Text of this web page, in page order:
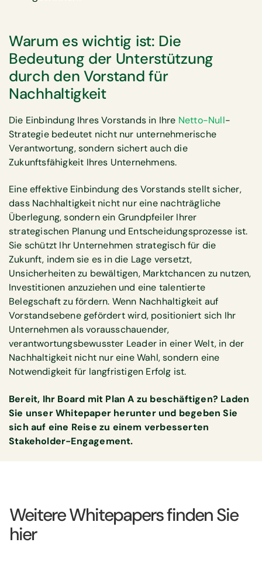
Warum es wichtig ist: Die
Bedeutung der Unterstützung
durch den Vorstand für
Nachhaltigkeit
Die Einbindung Ihres Vorstands in Ihre Netto-Null-
Strategie bedeutet nicht nur unternehmerische
Verantwortung, sondern sichert auch die
Zukunftsfähigkeit Ihres Unternehmens.
Eine effektive Einbindung des Vorstands stellt sicher,
dass Nachhaltigkeit nicht nur eine nachträgliche
Überlegung, sondern ein Grundpfeiler Ihrer
strategischen Planung und Entscheidungsprozesse ist.
Sie schützt Ihr Unternehmen strategisch für die
Zukunft, indem sie es in die Lage versetzt,
Unsicherheiten zu bewältigen, Marktchancen zu nutzen,
Investitionen anzuziehen und eine talentierte
Belegschaft zu fördern. Wenn Nachhaltigkeit auf
Vorstandsebene gefördert wird, positioniert sich Ihr
Unternehmen als vorausschauender,
verantwortungsbewusster Leader in einer Welt, in der
Nachhaltigkeit nicht nur eine Wahl, sondern eine
Notwendigkeit für langfristigen Erfolg ist.
Bereit, Ihr Board mit Plan A zu beschäftigen? Laden
Sie unser Whitepaper herunter und begeben Sie
sich auf eine Reise zu einem verbesserten
Stakeholder-Engagement.
Weitere Whitepapers finden Sie
hier